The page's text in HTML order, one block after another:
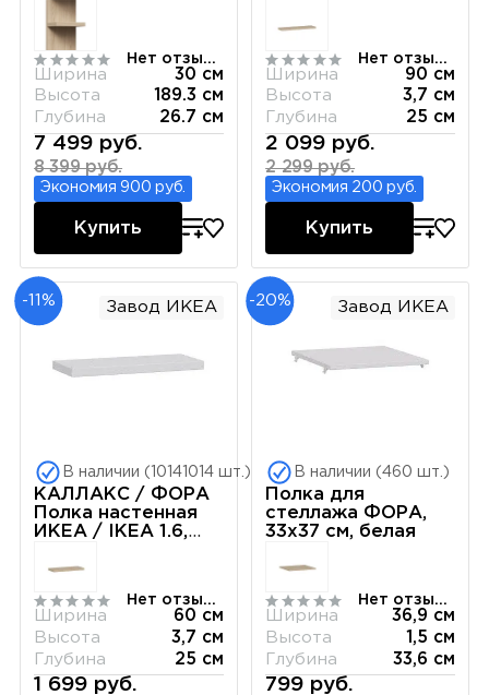
Нет отзывов
Ширина
30 см
Высота
189.3 см
Глубина
26.7 см
7 499 руб.
8 399 руб.
Экономия 900 руб.
Купить
Нет отзывов
Ширина
90 см
Высота
3,7 см
Глубина
25 см
2 099 руб.
2 299 руб.
Экономия 200 руб.
Купить
-11% Завод ИКЕА
В наличии (10141014 шт.)
КАЛЛАКС / ФОРА
Полка настенная
ИКЕА / IKEA 1.6,
белый
Нет отзывов
Ширина
60 см
Высота
3,7 см
Глубина
25 см
1 699 руб.
-20% Завод ИКЕА
В наличии (460 шт.)
Полка для
стеллажа ФОРА,
33х37 см, белая
Нет отзывов
Ширина
36,9 см
Высота
1,5 см
Глубина
33,6 см
799 руб.